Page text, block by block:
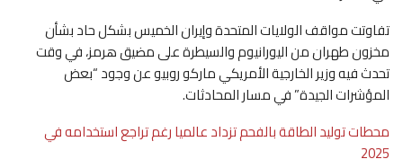
تفاوتت مواقف الولايات المتحدة وإيران الخميس بشكل حاد بشأن
مخزون طهران من اليورانيوم والسيطرة على مضيق هرمز، في وقت
تحدث فيه وزير الخارجية الأمريكي ماركو روبيو عن وجود “بعض
المؤشرات الجيدة” في مسار المحادثات.
محطات توليد الطاقة بالفحم تزداد عالميا رغم تراجع استخدامه في
2025